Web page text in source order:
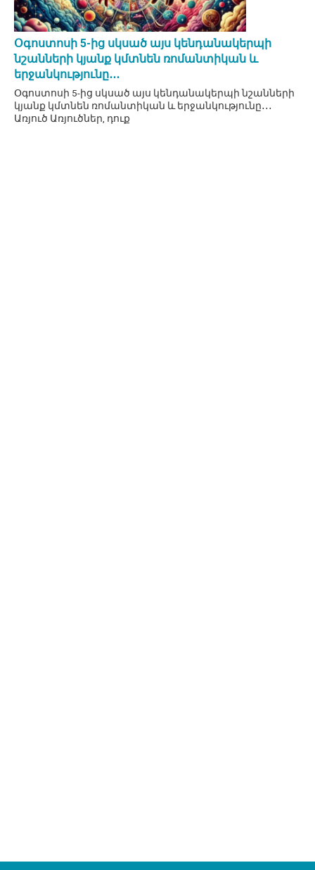
Օգոստոսի 5-ից սկսած այս կենդանակերպի
նշանների կյանք կմտնեն ռոմանտիկան և
երջանկությունը․․․
Օգոստոսի 5-ից սկսած այս կենդանակերպի նշանների
կյանք կմտնեն ռոմանտիկան և երջանկությունը․․․
Առյուծ Առյուծներ, դուք